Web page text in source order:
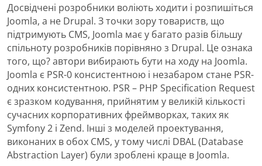
Досвідчені розробники воліють ходити і розпишіться
Joomla, а не Drupal. З точки зору товариств, що
підтримують CMS, Joomla має у багато разів більшу
спільноту розробників порівняно з Drupal. Це ознака
того, що? автори вибирають бути на ходу на Joomla.
Joomla є PSR-0 консистентною і незабаром стане PSR-
одних консистентною. PSR – PHP Specification Request
є зразком кодування, прийнятим у великій кількості
сучасних корпоративних фреймворках, таких як
Symfony 2 і Zend. Інші з моделей проектування,
виконаних в обох CMS, у тому числі DBAL (Database
Abstraction Layer) були зроблені краще в Joomla.